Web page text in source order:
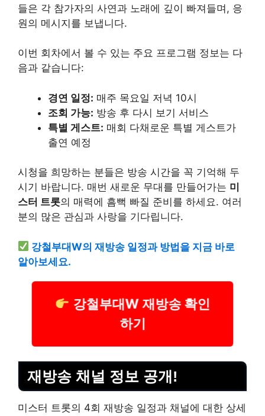
들은 각 참가자의 사연과 노래에 깊이 빠져들며, 응
원의 메시지를 보냅니다.
이번 회차에서 볼 수 있는 주요 프로그램 정보는 다
음과 같습니다:
경연 일정: 매주 목요일 저녁 10시
조회 가능: 방송 후 다시 보기 서비스
특별 게스트: 매회 다채로운 특별 게스트가
출연 예정
시청을 희망하는 분들은 방송 시간을 꼭 기억해 두
시기 바랍니다. 매번 새로운 무대를 만들어가는 미
스터 트롯의 매력에 흠뻑 빠질 준비를 하세요. 여러
분의 많은 관심과 사랑을 기다립니다.
강철부대W의 재방송 일정과 방법을 지금 바로
알아보세요.
강철부대W 재방송 확인
하기
재방송 채널 정보 공개!
미스터 트롯의 4회 재방송 일정과 채널에 대한 상세